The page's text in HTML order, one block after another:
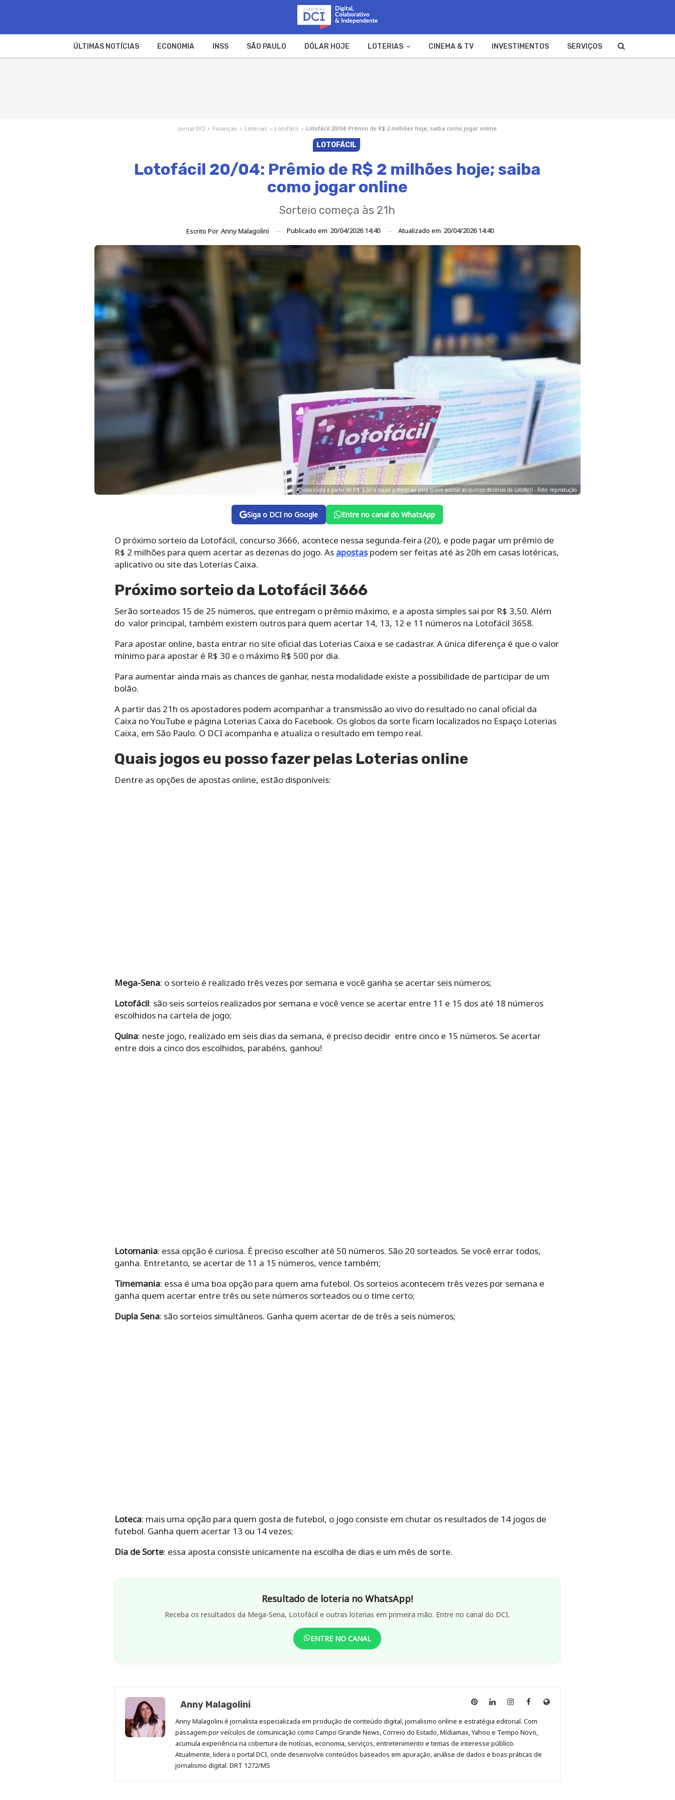
ÚLTIMAS NOTÍCIAS ECONOMIA INSS SÃO PAULO DÓLAR HOJE LOTERIAS CINEMA & TV INVESTIMENTOS SERVIÇOS
Jornal DCI › Finanças › Loterias › Lotofácil › Lotofácil 20/04: Prêmio de R$ 2 milhões hoje; saiba como jogar online
LOTOFÁCIL
Lotofácil 20/04: Prêmio de R$ 2 milhões hoje; saiba
como jogar online
Sorteio começa às 21h
Escrito Por Anny Malagolini Publicado em 20/04/2026 14:40 Atualizado em 20/04/2026 14:40
Aposta custa a partir de R$ 3,50 e maior prêmio sai para quem acertar as quinze dezenas da Lotofácil - Foto: reprodução
Siga o DCI no Google Entre no canal do WhatsApp
O próximo sorteio da Lotofácil, concurso 3666, acontece nessa segunda-feira (20), e pode pagar um prêmio de
R$ 2 milhões para quem acertar as dezenas do jogo. As apostaspodem ser feitas até às 20h em casas ‌lotéricas‌,
aplicativo ou site‌ ‌das Loterias‌ ‌Caixa.
Próximo sorteio da Lotofácil 3666
Serão sorteados 15 de 25 números, que entregam o prêmio máximo, e a aposta simples sai por R$ 3,50. Além
do valor principal, também existem outros para quem acertar ‌14, 13, 12 e 11 números na Lotofácil 3658.
Para apostar online, basta entrar no site oficial das Loterias Caixa e se cadastrar. A única diferença é que o valor
mínimo para apostar é R$ 30 e o máximo R$ 500 por dia.
Para aumentar ainda mais as chances de ganhar, nesta modalidade existe a possibilidade de participar de um
bolão.
A partir das‌ ‌21h os apostadores podem acompanhar a transmissão ao vivo do resultado no canal oficial da
Caixa no YouTube e página Loterias Caixa do Facebook. Os globos da sorte ficam localizados no ‌Espaço‌ Loterias
Caixa,‌ ‌em‌ ‌São‌ ‌Paulo. O DCI acompanha e atualiza o resultado em tempo real.
Quais jogos eu posso fazer pelas Loterias online
Dentre as opções de apostas online, estão disponíveis:
Mega-Sena: o sorteio é realizado três vezes por semana e você ganha se acertar seis números;
Lotofácil: são seis sorteios realizados por semana e você vence se acertar entre 11 e 15 dos até 18 números
escolhidos na cartela de jogo;
Quina: neste jogo, realizado em seis dias da semana, é preciso decidir entre cinco e 15 números. Se acertar
entre dois a cinco dos escolhidos, parabéns, ganhou!
Lotomania: essa opção é curiosa. É preciso escolher até 50 números. São 20 sorteados. Se você errar todos,
ganha. Entretanto, se acertar de 11 a 15 números, vence também;
Timemania: essa é uma boa opção para quem ama futebol. Os sorteios acontecem três vezes por semana e
ganha quem acertar entre três ou sete números sorteados ou o time certo;
Dupla Sena: são sorteios simultâneos. Ganha quem acertar de de três a seis números;
Loteca: mais uma opção para quem gosta de futebol, o jogo consiste em chutar os resultados de 14 jogos de
futebol. Ganha quem acertar 13 ou 14 vezes;
Dia de Sorte: essa aposta consiste unicamente na escolha de dias e um mês de sorte.
Resultado de loteria no WhatsApp!
Receba os resultados da Mega-Sena, Lotofácil e outras loterias em primeira mão. Entre no canal do DCI.
ENTRE NO CANAL
Anny Malagolini
Anny
no
Pinterest
Anny
no
LinkedIn
Anny
no
Instagram
Anny
no
Facebook
Site
Anny Malagolini é jornalista especializada em produção de conteúdo digital, jornalismo online e estratégia editorial. Com
passagem por veículos de comunicação como Campo Grande News, Correio do Estado, Midiamax, Yahoo e Tempo Novo,
acumula experiência na cobertura de notícias, economia, serviços, entretenimento e temas de interesse público.
Atualmente, lidera o portal DCI, onde desenvolve conteúdos baseados em apuração, análise de dados e boas práticas de
jornalismo digital. DRT 1272/MS